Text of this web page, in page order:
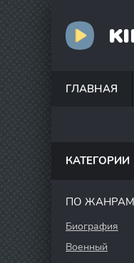
ГЛАВНАЯ
КАТЕГОРИИ
ПО ЖАНРАМ
Биография
Военный